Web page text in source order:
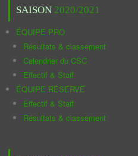
SAISON 2020/2021
ÉQUIPE PRO
Résultats & classement
Calendrier du CSC
Effectif & Staff
ÉQUIPE RÉSERVE
Effectif & Staff
Résultats & classement